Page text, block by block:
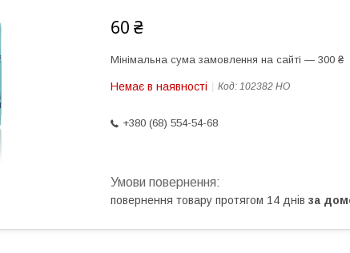
60 ₴
Мінімальна сума замовлення на сайті — 300 ₴
Немає в наявності Код: 102382 НО
+380 (68) 554-54-68
повернення товару протягом 14 днів за